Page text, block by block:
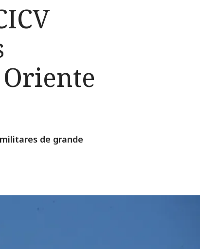
de grande